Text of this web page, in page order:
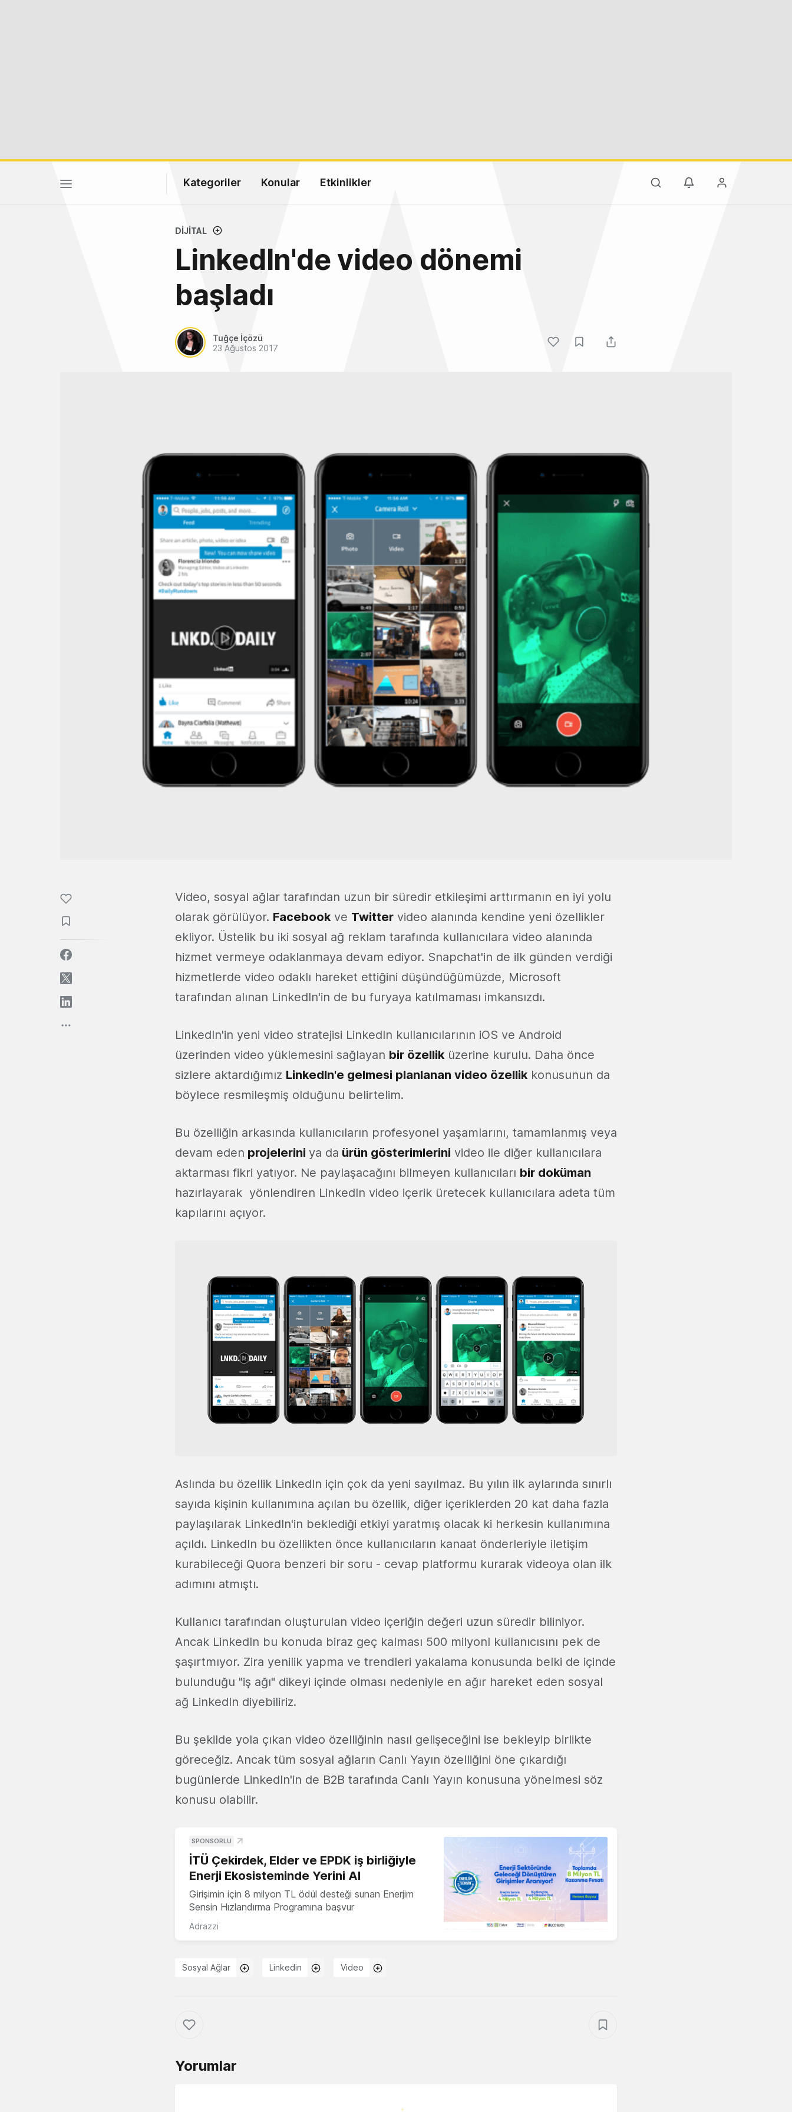
Kategoriler Konular Etkinlikler
DIJITAL
LinkedIn'de video dönemi
başladı
Tuğçe İçözü
23 Ağustos 2017
Video, sosyal ağlar tarafından uzun bir süredir etkileşimi arttırmanın en iyi yolu
olarak görülüyor. Facebookve Twitter video alanında kendine yeni özellikler
ekliyor. Üstelik bu iki sosyal ağ reklam tarafında kullanıcılara video alanında
hizmet vermeye odaklanmaya devam ediyor. Snapchat'in de ilk günden verdiği
hizmetlerde video odaklı hareket ettiğini düşündüğümüzde, Microsoft
tarafından alınan LinkedIn'in de bu furyaya katılmaması imkansızdı.
LinkedIn'in yeni video stratejisi LinkedIn kullanıcılarının iOS ve Android
üzerinden video yüklemesini sağlayan bir özelliküzerine kurulu. Daha önce
sizlere aktardığımız LinkedIn'e gelmesi planlanan video özellikkonusunun da
böylece resmileşmiş olduğunu belirtelim.
Bu özelliğin arkasında kullanıcıların profesyonel yaşamlarını, tamamlanmış veya
devam eden projelerini ya da ürün gösterimlerini video ile diğer kullanıcılara
aktarması fikri yatıyor. Ne paylaşacağını bilmeyen kullanıcıları bir doküman
hazırlayarak yönlendiren LinkedIn video içerik üretecek kullanıcılara adeta tüm
kapılarını açıyor.
Aslında bu özellik LinkedIn için çok da yeni sayılmaz. Bu yılın ilk aylarında sınırlı
sayıda kişinin kullanımına açılan bu özellik, diğer içeriklerden 20 kat daha fazla
paylaşılarak LinkedIn'in beklediği etkiyi yaratmış olacak ki herkesin kullanımına
açıldı. LinkedIn bu özellikten önce kullanıcıların kanaat önderleriyle iletişim
kurabileceği Quora benzeri bir soru - cevap platformu kurarak videoya olan ilk
adımını atmıştı.
Kullanıcı tarafından oluşturulan video içeriğin değeri uzun süredir biliniyor.
Ancak LinkedIn bu konuda biraz geç kalması 500 milyonl kullanıcısını pek de
şaşırtmıyor. Zira yenilik yapma ve trendleri yakalama konusunda belki de içinde
bulunduğu "iş ağı" dikeyi içinde olması nedeniyle en ağır hareket eden sosyal
ağ LinkedIn diyebiliriz.
Bu şekilde yola çıkan video özelliğinin nasıl gelişeceğini ise bekleyip birlikte
göreceğiz. Ancak tüm sosyal ağların Canlı Yayın özelliğini öne çıkardığı
bugünlerde LinkedIn'in de B2B tarafında Canlı Yayın konusuna yönelmesi söz
konusu olabilir.
SPONSORLU
İTÜ Çekirdek, Elder ve EPDK iş birliğiyle
Enerji Ekosisteminde Yerini Al
Girişimin için 8 milyon TL ödül desteği sunan Enerjim
Sensin Hızlandırma Programına başvur
Adrazzi
Sosyal Ağlar Linkedin Video
Yorumlar